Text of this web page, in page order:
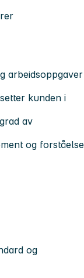
arbeidsoppgaver
kunden i
av
og forståelse
og